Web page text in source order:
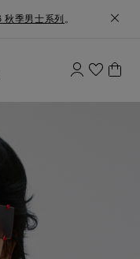
秋季男士系列 。